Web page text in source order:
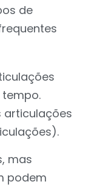
de
articulações
mas
podem